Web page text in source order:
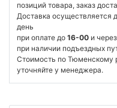
позиций товара, заказ
Доставка осуществляется
день
при оплате до 16-00 и
при наличии подъездных
Стоимость по Тюменскому
уточняйте у менеджера.